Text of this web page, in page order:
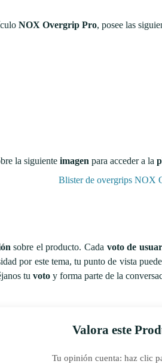
NOX Overgrip Pro, posee las
la siguiente imagen para acceder a la
sobre el producto. Cada voto de
por este tema, tu punto de vista
tu voto y forma parte de la
Valora este
Tu opinión cuenta: haz clic